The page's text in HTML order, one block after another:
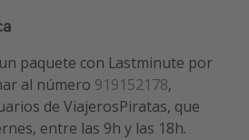
paquete con Lastminute por
al número 919152178,
de ViajerosPiratas, que
entre las 9h y las 18h.